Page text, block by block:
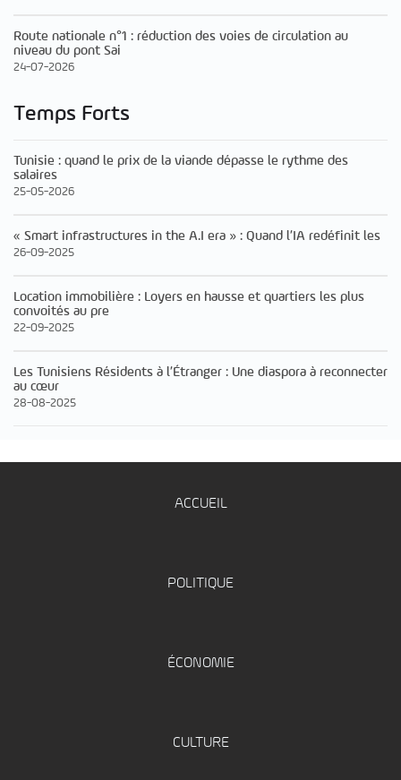
Route nationale n°1 : réduction des voies de circulation au
niveau du pont Sai
24-07-2026
Temps Forts
Tunisie : quand le prix de la viande dépasse le rythme des
salaires
25-05-2026
« Smart infrastructures in the A.I era » : Quand l’IA redéfinit les
26-09-2025
Location immobilière : Loyers en hausse et quartiers les plus
convoités au pre
22-09-2025
Les Tunisiens Résidents à l’Étranger : Une diaspora à reconnecter
au cœur
28-08-2025
ACCUEIL
POLITIQUE
ÉCONOMIE
CULTURE